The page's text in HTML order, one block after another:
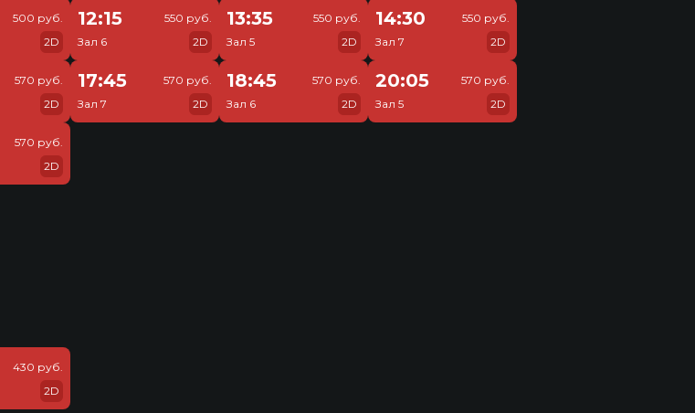
500 руб.
2D
12:15
Зал 6
550 руб.
2D
13:35
Зал 5
550 руб.
2D
14:30
Зал 7
550 руб.
2D
570 руб.
2D
17:45
Зал 7
570 руб.
2D
18:45
Зал 6
570 руб.
2D
20:05
Зал 5
570 руб.
2D
570 руб.
2D
430 руб.
2D